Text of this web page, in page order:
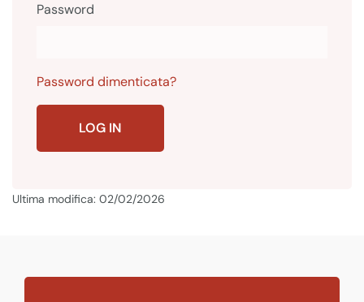
Password
Password dimenticata?
Ultima modifica: 02/02/2026